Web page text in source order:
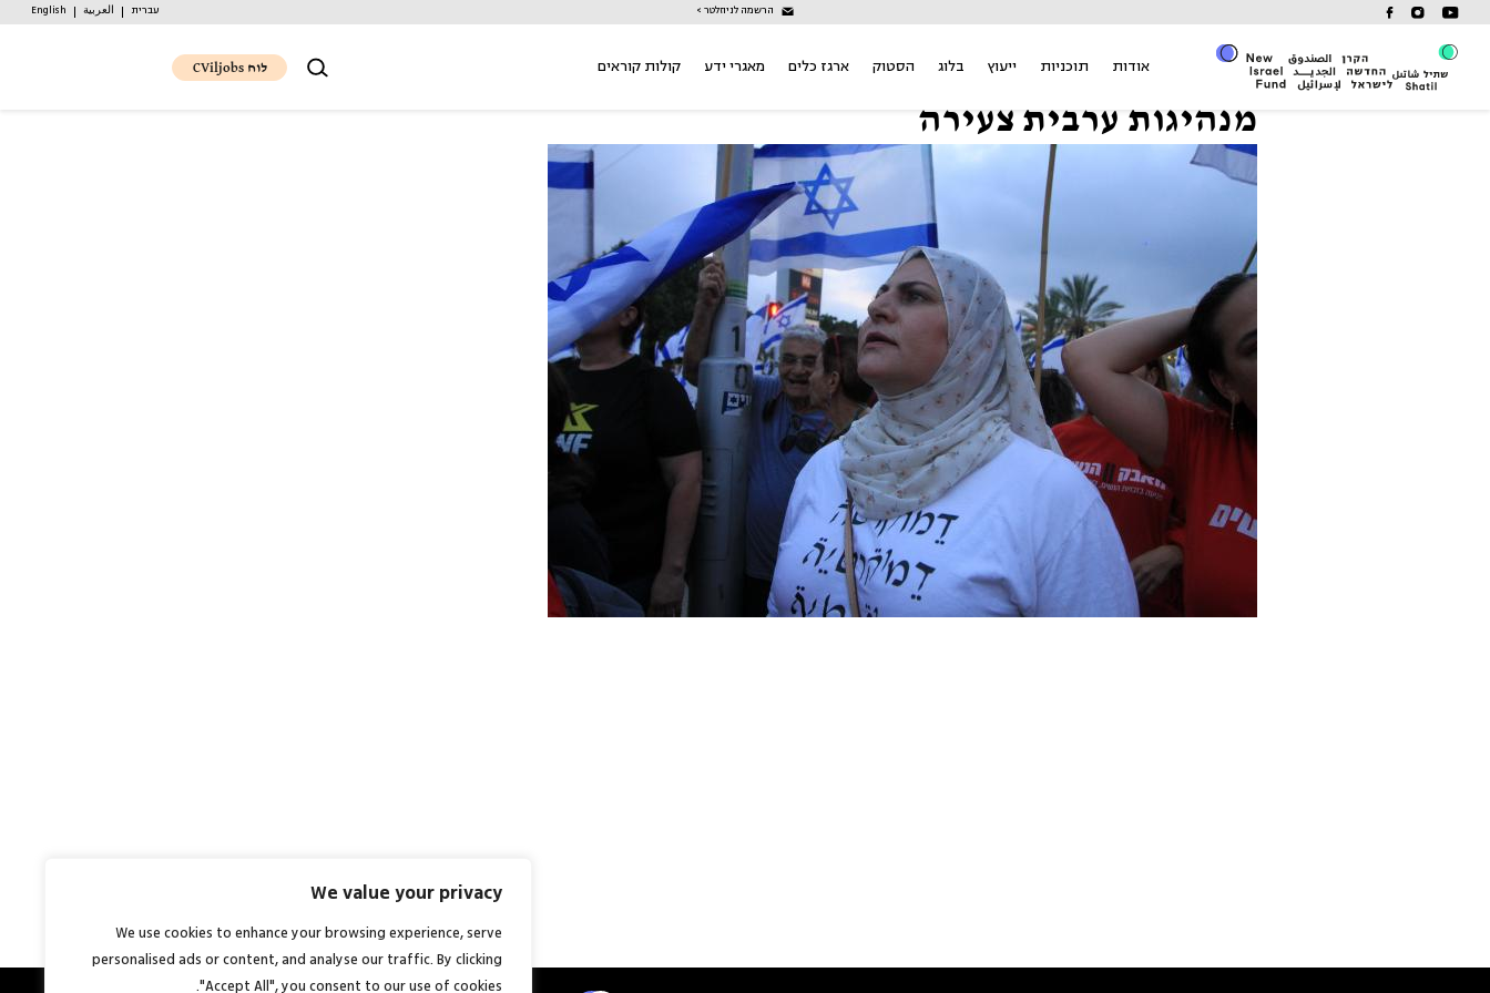
We value your privacy
We use cookies to enhance your browsing experience, serve
personalised ads or content, and analyse our traffic. By clicking
"Accept All", you consent to our use of cookies.
content
הרשמה לניוזלטר > עברית العربية English
אודות תוכניות ייעוץ בלוג הסטוק ארגז כלים מאגרי ידע קולות קוראים לוח CViljobs
מנהיגות ערבית צעירה